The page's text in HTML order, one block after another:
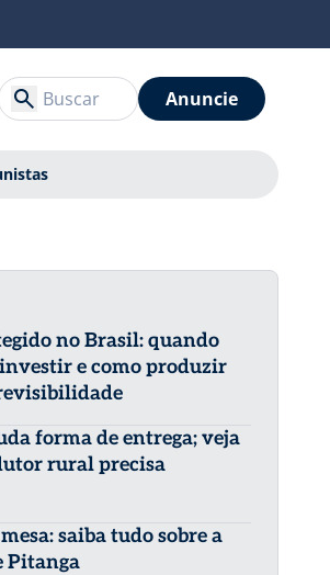
Anuncie
no Brasil: quando
e como produzir
forma de entrega; veja
rural precisa
saiba tudo sobre a
Pitanga